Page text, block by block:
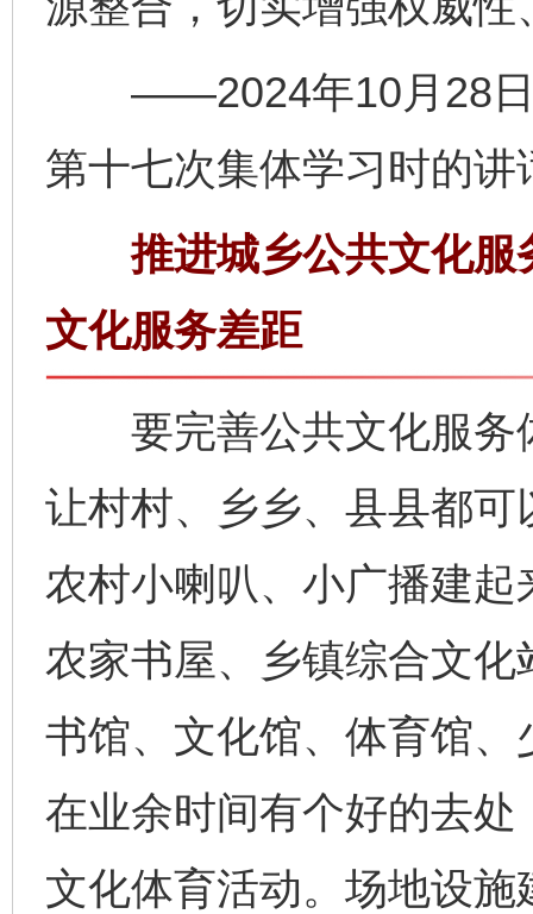
——2024年10月28日
第十七次集体学习时的讲
推进城乡公共文化服
文化服务差距
要完善公共文化服务
让村村、乡乡、县县都
农村小喇叭、小广播建
农家书屋、乡镇综合文
书馆、文化馆、体育馆
在业余时间有个好的去
文化体育活动。场地设